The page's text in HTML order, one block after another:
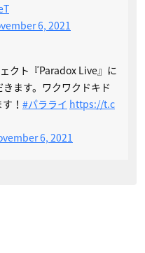
6, 2021
クト『Paradox Live』に
ます。ワクワクドキド
！ #パラライ https://t.c
6, 2021